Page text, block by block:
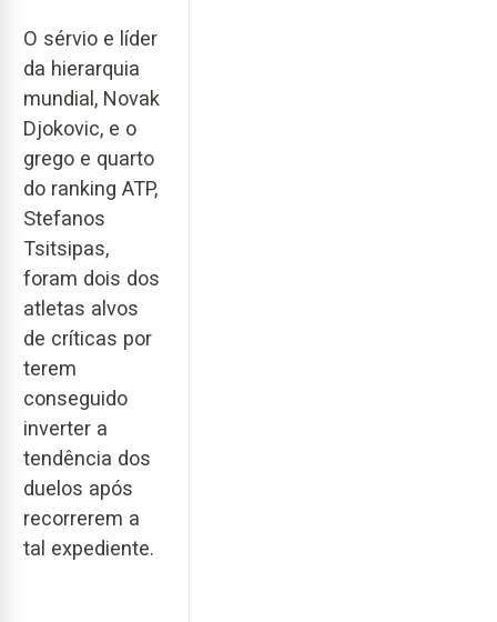
O sérvio e líder
da hierarquia
mundial, Novak
Djokovic, e o
grego e quarto
do ranking ATP,
Stefanos
Tsitsipas,
foram dois dos
atletas alvos
de críticas por
terem
conseguido
inverter a
tendência dos
duelos após
recorrerem a
tal expediente.